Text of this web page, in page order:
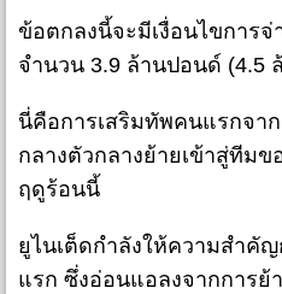
ข้อตกลงนี้จะมีเงื่อนไขการจ่
จำนวน 3.9 ล้านปอนด์ (4.5
นี่คือการเสริมทัพคนแรกจา
กลางตัวกลางย้ายเข้าสู่ทีม
ฤดูร้อนนี้
ยูไนเต็ดกำลังให้ความสำคั
แรก ซึ่งอ่อนแอลงจากการย้